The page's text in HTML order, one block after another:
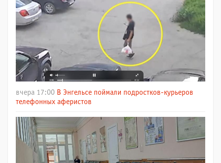
вчера 17:00 В Энгельсе поймали подростков-курьеров
телефонных аферистов